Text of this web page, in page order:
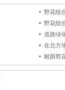
野花组
野花组
道路绿
在北方
耐荫野